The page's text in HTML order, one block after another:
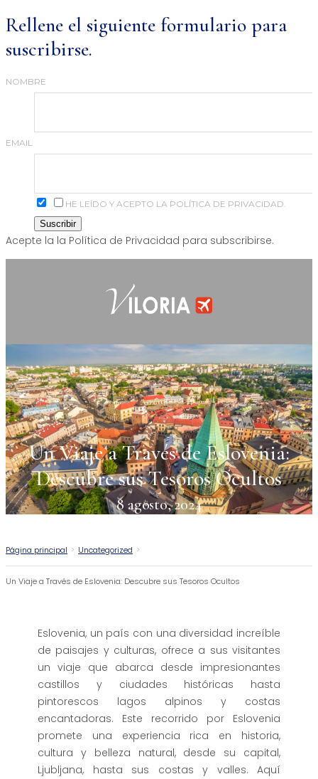
Rellene el siguiente formulario para
suscribirse.
NOMBRE
EMAIL
HE LEÍDO Y ACEPTO LA POLÍTICA DE PRIVACIDAD.
Acepte la la Política de Privacidad para subscribirse.
Un Viaje a Través de Eslovenia:
Descubre sus Tesoros Ocultos
8 agosto, 2024
Página principal > Uncategorized >
Un Viaje a Través de Eslovenia: Descubre sus Tesoros Ocultos
Eslovenia, un país con una diversidad increíble
de paisajes y culturas, ofrece a sus visitantes
un viaje que abarca desde impresionantes
castillos y ciudades históricas hasta
pintorescos lagos alpinos y costas
encantadoras. Este recorrido por Eslovenia
promete una experiencia rica en historia,
cultura y belleza natural, desde su capital,
Ljubljana, hasta sus costas y valles. Aquí